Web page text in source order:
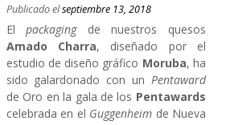
Publicado elseptiembre 13, 2018
Elpackagingde nuestros quesos
Amado Charra, diseñado por el
estudio de diseño gráfico Moruba, ha
sido galardonado con un Pentaward
de Oro en la gala de los Pentawards
celebrada en el Guggenheim de Nueva